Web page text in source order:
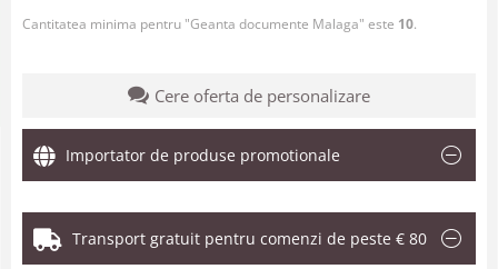
Cantitatea minima pentru "Geanta documente Malaga" este 10.
Cere oferta de personalizare
Importator de produse promotionale
Transport gratuit pentru comenzi de peste € 80